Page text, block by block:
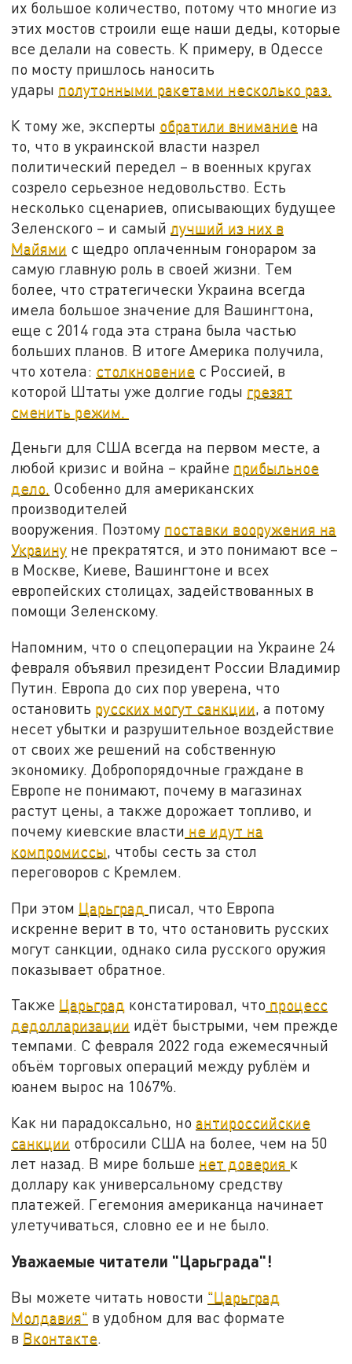
их большое количество, потому что многие из
этих мостов строили еще наши деды, которые
все делали на совесть. К примеру, в Одессе
по мосту пришлось наносить
удары полутонными ракетами несколько раз.
К тому же, эксперты обратили внимание на
то, что в украинской власти назрел
политический передел – в военных кругах
созрело серьезное недовольство. Есть
несколько сценариев, описывающих будущее
Зеленского – и самый лучший из них в
Майями с щедро оплаченным гонораром за
самую главную роль в своей жизни. Тем
более, что стратегически Украина всегда
имела большое значение для Вашингтона,
еще с 2014 года эта страна была частью
больших планов. В итоге Америка получила,
что хотела: столкновение с Россией, в
которой Штаты уже долгие годы грезят
сменить режим.
Деньги для США всегда на первом месте, а
любой кризис и война – крайне прибыльное
дело. Особенно для американских
производителей
вооружения. Поэтому поставки вооружения на
Украину не прекратятся, и это понимают все –
в Москве, Киеве, Вашингтоне и всех
европейских столицах, задействованных в
помощи Зеленскому.
Напомним, что о спецоперации на Украине 24
февраля объявил президент России Владимир
Путин. Европа до сих пор уверена, что
остановить русских могут санкции, а потому
несет убытки и разрушительное воздействие
от своих же решений на собственную
экономику. Добропорядочные граждане в
Европе не понимают, почему в магазинах
растут цены, а также дорожает топливо, и
почему киевские власти не идут на
компромиссы, чтобы сесть за стол
переговоров с Кремлем.
При этом Царьград писал, что Европа
искренне верит в то, что остановить русских
могут санкции, однако сила русского оружия
показывает обратное.
Также Царьград констатировал, что процесс
дедолларизации идёт быстрыми, чем прежде
темпами. С февраля 2022 года ежемесячный
объём торговых операций между рублём и
юанем вырос на 1067%.
Как ни парадоксально, ноантироссийские
санкции отбросили США на более, чем на 50
лет назад. В мире больше нет доверия к
доллару как универсальному средству
платежей. Гегемония американца начинает
улетучиваться, словно ее и не было.
Уважаемые читатели "Царьграда"!
Вы можете читать новости "Царьград
Молдавия" в удобном для вас формате
в Вконтакте.